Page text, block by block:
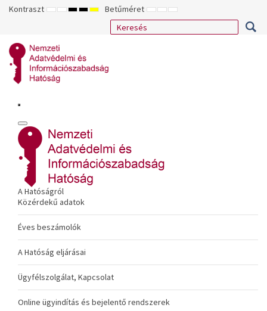
Kontraszt ALAPÉRTELMEZETT
ÉJSZAKAI
NAGY
KONTRASZTÚ
NAGY
KONTRASZTÚ
NAGY
KONTRASZTÚ
SÁRGA
FEKETE
Betűméret KISEBB
BETŰTÍPUS
ALAPÉRTELMEZETT
BETŰMÉRET
NAGYOBB
BETŰMÉRET
A Hatóságról
Közérdekű adatok
Éves beszámolók
A Hatóság eljárásai
Ügyfélszolgálat, Kapcsolat
Online ügyindítás és bejelentő rendszerek